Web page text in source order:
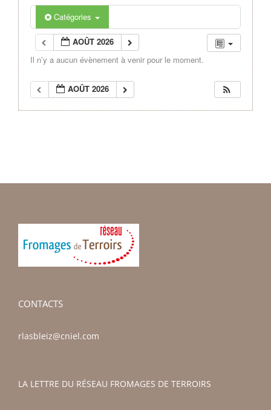
Catégories
AOÛT 2026
Il n’y a aucun évènement à venir pour le moment.
AOÛT 2026
CONTACTS
rlasbleiz@cniel.com
LA LETTRE DU RÉSEAU FROMAGES DE TERROIRS